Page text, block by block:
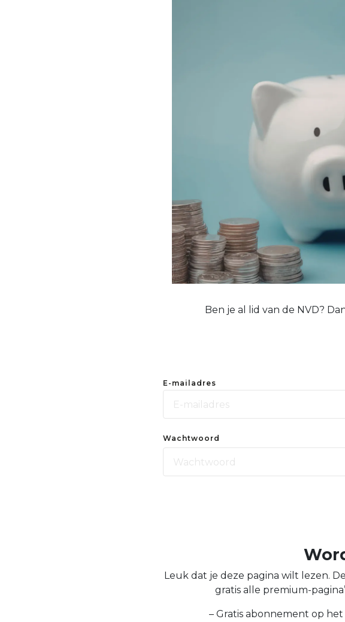
Ben je al lid van de NVD?
E-mailadres
Wachtwoord
Leuk dat je deze pagina wilt lezen.
gratis alle premium-
– Gratis abonnement op